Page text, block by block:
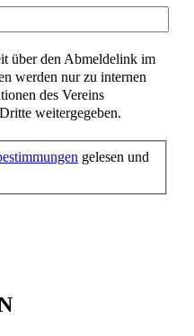
über den Abmeldelink im
werden nur zu internen
des Vereins
weitergegeben.
gelesen und